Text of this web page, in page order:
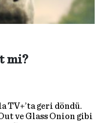
mi?
TV+’ta geri döndü.
ve Glass Onion gibi